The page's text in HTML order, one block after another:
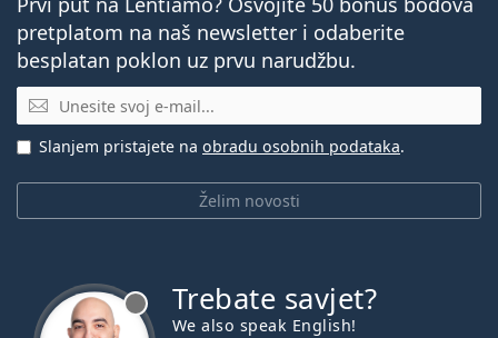
pretplatom na naš newsletter i odaberite
besplatan poklon uz prvu narudžbu.
E-mail
Želim novosti
Slanjem pristajete na obradu osobnih podataka.
Trebate savjet?
We also speak English!